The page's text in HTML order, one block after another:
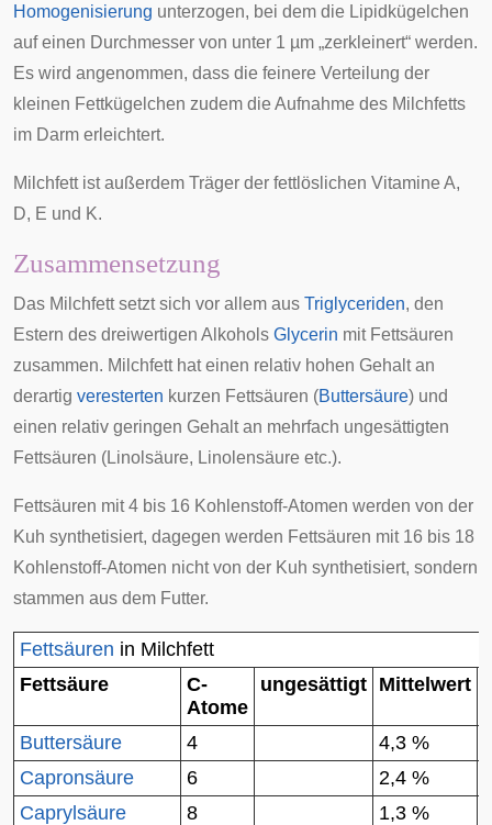
Homogenisierung unterzogen, bei dem die Lipidkügelchen
auf einen Durchmesser von unter 1 µm „zerkleinert“ werden.
Es wird angenommen, dass die feinere Verteilung der
kleinen Fettkügelchen zudem die Aufnahme des Milchfetts
im Darm erleichtert.
Milchfett ist außerdem Träger der fettlöslichen Vitamine A,
D, E und K.
Zusammensetzung
Das Milchfett setzt sich vor allem aus Triglyceriden, den
Estern des dreiwertigen Alkohols Glycerin mit Fettsäuren
zusammen. Milchfett hat einen relativ hohen Gehalt an
derartig veresterten kurzen Fettsäuren (Buttersäure) und
einen relativ geringen Gehalt an mehrfach ungesättigten
Fettsäuren (Linolsäure, Linolensäure etc.).
Fettsäuren mit 4 bis 16 Kohlenstoff-Atomen werden von der
Kuh synthetisiert, dagegen werden Fettsäuren mit 16 bis 18
Kohlenstoff-Atomen nicht von der Kuh synthetisiert, sondern
stammen aus dem Futter.
Fettsäuren in Milchfett
Fettsäure
C-
Atome
ungesättigt Mittelwert
Buttersäure 4 4,3 %
Capronsäure
6 2,4 %
Caprylsäure
8 1,3 %